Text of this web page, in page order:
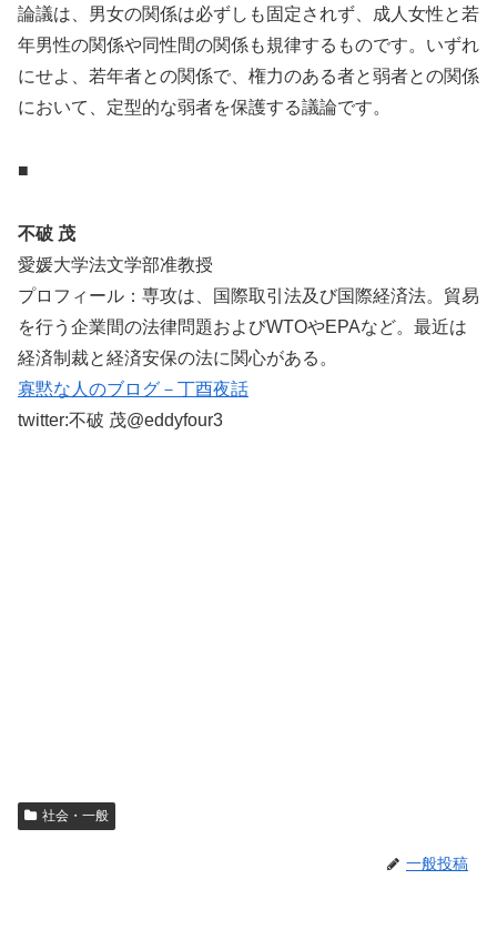
論議は、男女の関係は必ずしも固定されず、成人女性と若
年男性の関係や同性間の関係も規律するものです。いずれ
にせよ、若年者との関係で、権力のある者と弱者との関係
において、定型的な弱者を保護する議論です。
■
不破 茂
愛媛大学法文学部准教授
プロフィール：専攻は、国際取引法及び国際経済法。貿易
を行う企業間の法律問題およびWTOやEPAなど。最近は
経済制裁と経済安保の法に関心がある。
寡黙な人のブログ－丁酉夜話
twitter:不破 茂@eddyfour3
社会・一般
一般投稿